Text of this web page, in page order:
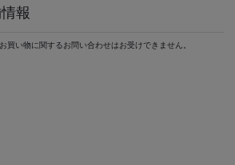
報
い物に関するお問い合わせはお受けできません。